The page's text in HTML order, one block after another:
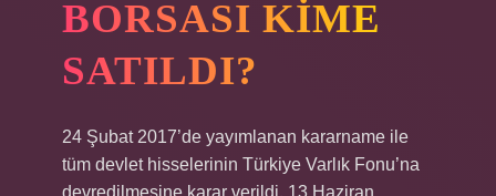
BORSASI KIME
SATILDI?
24 Şubat 2017’de yayımlanan kararname ile
tüm devlet hisselerinin Türkiye Varlık Fonu’na
devredilmesine karar verildi. 13 Haziran